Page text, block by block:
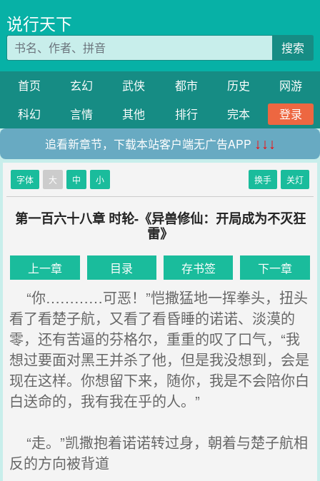
说行天下
搜索
首页 玄幻 武侠 都市 历史
网游
科幻
言情 其他 排行 完本
登录
追看新章节，下载本站客户端无广告APP ↓↓↓
字体 大 中 小 换手 关灯
第一百六十八章 时轮-《异兽修仙：开局成为不灭狂
雷》
上一章 目录 存书签 下一章
“你…………可恶！”恺撒猛地一挥拳头，扭头
看了看楚子航，又看了看昏睡的诺诺、淡漠的
零，还有苦逼的芬格尔，重重的叹了口气，“我
想过要面对黑王并杀了他，但是我没想到，会是
现在这样。你想留下来，随你，我是不会陪你白
白送命的，我有我在乎的人。”
“走。”凯撒抱着诺诺转过身，朝着与楚子航相
反的方向被背道